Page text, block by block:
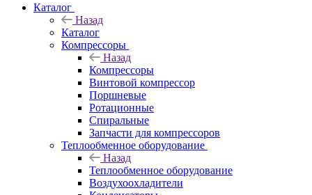
Каталог
Назад
Каталог
Компрессоры
Назад
Компрессоры
Винтовой компрессор
Поршневые
Ротационные
Спиральные
Запчасти для компрессоров
Теплообменное оборудование
Назад
Теплообменное оборудование
Воздухоохладители